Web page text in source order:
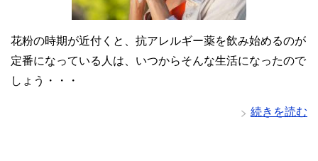
花粉の時期が近付くと、抗アレルギー薬を飲み始めるのが
定番になっている人は、いつからそんな生活になったので
しょう・・・
続きを読む